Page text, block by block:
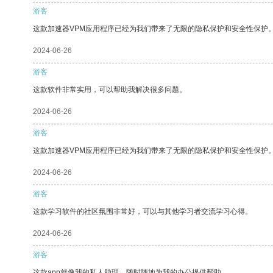
游客
这款加速器VPM应用程序已经为我们带来了无限的隐私保护和安全性保护
2024-06-26
游客
这款软件非常实用，可以帮助我解决很多问题。
2024-06-26
游客
这款加速器VPM应用程序已经为我们带来了无限的隐私保护和安全性保护
2024-06-26
游客
这款学习软件的社区氛围非常好，可以与其他学习者交流学习心得。
2024-06-26
游客